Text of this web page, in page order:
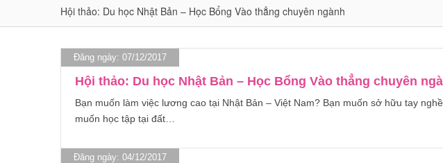
Hội thảo: Du học Nhật Bản – Học Bổng Vào thẳng chuyên ngành
Đăng ngày: 07/12/2017
Hội thảo: Du học Nhật Bản – Học Bổng Vào thẳng chuyên
Bạn muốn làm việc lương cao tại Nhật Bản – Việt Nam? Bạn muốn sở hữu tay
muốn học tập tại đất…
Đăng ngày: 04/12/2017